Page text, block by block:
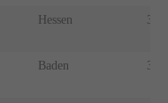
Hessen 3.
Baden 3.